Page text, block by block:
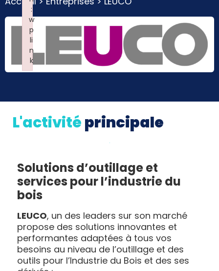
L'activitéprincipale
Solutions d’outillage et
services pour l’industrie du
bois
LEUCO, un des leaders sur son marché
propose des solutions innovantes et
performantes adaptées à tous vos
besoins au niveau de l’outillage et des
outils pour l’Industrie du Bois et des ses
:
w
p
li
n
k
Failed to initialize plugin: wplink